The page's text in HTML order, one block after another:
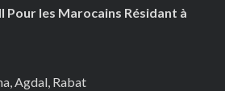
Pour les Marocains Résidant à
Agdal, Rabat